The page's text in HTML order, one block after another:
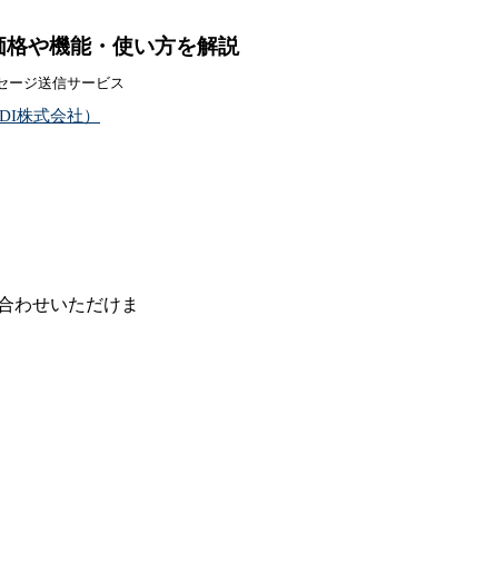
格や機能・使い方を解説
ージ送信サービス
株式会社）
わせいただけま